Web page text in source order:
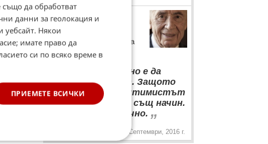
че
Шимон Перес
Бившият президент на
Израел Шимон Перес за
живота
Препоръчително е да
бъдеш оптимист. Защото
песимистът и оптимистът
умират по един и същ начин.
Но живеят различно. „
28 Септември, 2016 г.
да обработват
данни за геолокация и
уебсайт. Някои
имате право да
си по всяко време в
ПРИЕМЕТЕ ВСИЧКИ